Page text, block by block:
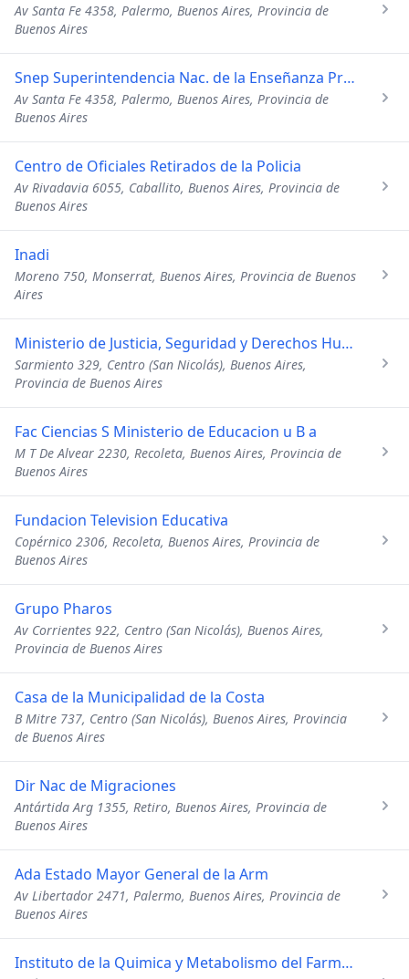
Av Santa Fe 4358, Palermo, Buenos Aires, Provincia de
Buenos Aires
Snep Superintendencia Nac. de la Enseñanza Privad
Av Santa Fe 4358, Palermo, Buenos Aires, Provincia de
Buenos Aires
Centro de Oficiales Retirados de la Policia
Av Rivadavia 6055, Caballito, Buenos Aires, Provincia de
Buenos Aires
Inadi
Moreno 750, Monserrat, Buenos Aires, Provincia de Buenos
Aires
Ministerio de Justicia, Seguridad y Derechos Humanos
Sarmiento 329, Centro (San Nicolás), Buenos Aires,
Provincia de Buenos Aires
Fac Ciencias S Ministerio de Educacion u B a
M T De Alvear 2230, Recoleta, Buenos Aires, Provincia de
Buenos Aires
Fundacion Television Educativa
Copérnico 2306, Recoleta, Buenos Aires, Provincia de
Buenos Aires
Grupo Pharos
Av Corrientes 922, Centro (San Nicolás), Buenos Aires,
Provincia de Buenos Aires
Casa de la Municipalidad de la Costa
B Mitre 737, Centro (San Nicolás), Buenos Aires, Provincia
de Buenos Aires
Dir Nac de Migraciones
Antártida Arg 1355, Retiro, Buenos Aires, Provincia de
Buenos Aires
Ada Estado Mayor General de la Arm
Av Libertador 2471, Palermo, Buenos Aires, Provincia de
Buenos Aires
Instituto de la Quimica y Metabolismo del Farmaco